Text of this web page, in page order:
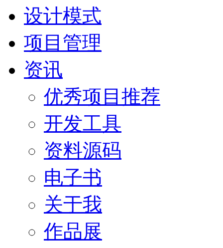
设计模式
项目管理
资讯
优秀项目推荐
开发工具
资料源码
电子书
关于我
作品展